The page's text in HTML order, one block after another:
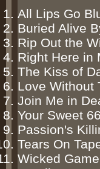
All Lips Go
Buried Alive
Rip Out the
Right Here in
The Kiss of
Love Without
Join Me in
Your Sweet
Passion's
Tears On
Wicked Game